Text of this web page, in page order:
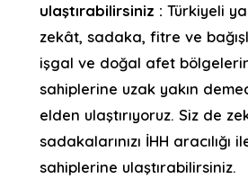
ulaştırabilirsiniz : Türkiyeli
zekât, sadaka, fitre ve
işgal ve doğal afet
sahiplerine uzak yakın
elden ulaştırıyoruz. Siz de
sadakalarınızı İHH aracılığı
sahiplerine ulaştırabilirsiniz.